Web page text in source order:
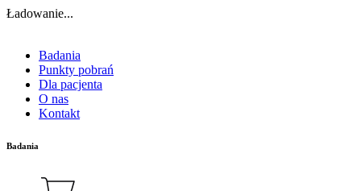
Ładowanie...
Badania
Punkty pobrań
Dla pacjenta
O nas
Kontakt
Badania